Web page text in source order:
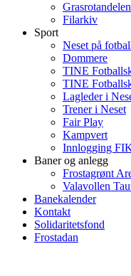
Grasrotandelen
Filarkiv
Sport
Neset på
Dommere
TINE
TINE
Lagleder i
Trener i Neset
Fair Play
Kampvert
Innlogging
Baner og anlegg
Frostagrønt
Valavollen
Banekalender
Kontakt
Solidaritetsfond
Frostadan